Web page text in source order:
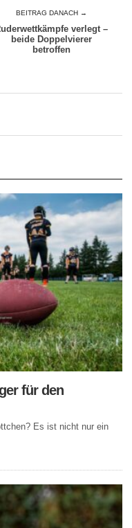
BEITRAG DANACH →
verlegt –
beide Doppelvierer
betroffen
für den
Es ist nicht nur ein